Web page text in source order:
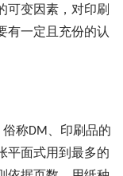
可变因素，对印刷
有一定且充份的认
称DM、印刷品的
平面式用到最多的